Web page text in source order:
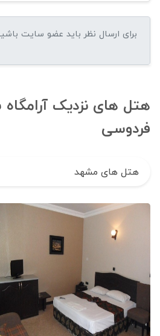
هتل های نزدیک آرامگاه
فردوسی
هتل های مشهد